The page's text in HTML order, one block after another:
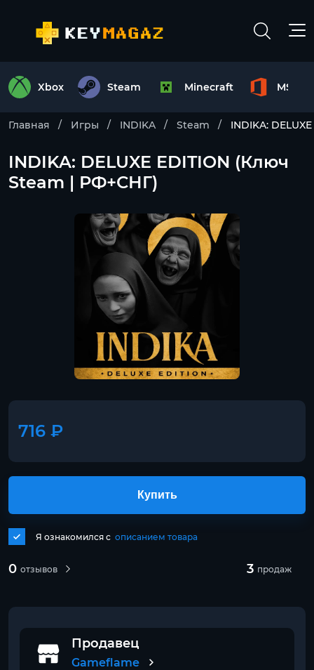
Xbox Steam Minecraft MS
Главная Игры INDIKA Steam INDIKA:
INDIKA: DELUXE EDITION (Ключ
Steam | РФ+СНГ)
716 ₽
0 отзывов 3 продаж
Я ознакомился с описанием товара
Купить
Продавец
Gameflame